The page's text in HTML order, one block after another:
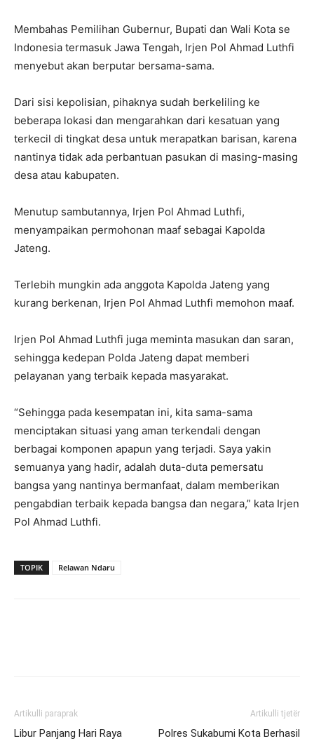
Membahas Pemilihan Gubernur, Bupati dan Wali Kota se
Indonesia termasuk Jawa Tengah, Irjen Pol Ahmad Luthfi
menyebut akan berputar bersama-sama.
Dari sisi kepolisian, pihaknya sudah berkeliling ke
beberapa lokasi dan mengarahkan dari kesatuan yang
terkecil di tingkat desa untuk merapatkan barisan, karena
nantinya tidak ada perbantuan pasukan di masing-masing
desa atau kabupaten.
Menutup sambutannya, Irjen Pol Ahmad Luthfi,
menyampaikan permohonan maaf sebagai Kapolda
Jateng.
Terlebih mungkin ada anggota Kapolda Jateng yang
kurang berkenan, Irjen Pol Ahmad Luthfi memohon maaf.
Irjen Pol Ahmad Luthfi juga meminta masukan dan saran,
sehingga kedepan Polda Jateng dapat memberi
pelayanan yang terbaik kepada masyarakat.
“Sehingga pada kesempatan ini, kita sama-sama
menciptakan situasi yang aman terkendali dengan
berbagai komponen apapun yang terjadi. Saya yakin
semuanya yang hadir, adalah duta-duta pemersatu
bangsa yang nantinya bermanfaat, dalam memberikan
pengabdian terbaik kepada bangsa dan negara,” kata Irjen
Pol Ahmad Luthfi.
TOPIK Relawan Ndaru
Artikulli paraprak
Libur Panjang Hari Raya
Artikulli tjetër
Polres Sukabumi Kota Berhasil